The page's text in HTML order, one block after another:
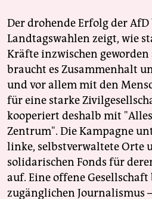
Der drohende Erfolg der
Landtagswahlen zeigt, wie
Kräfte inzwischen geworden
braucht es Zusammenhalt
und vor allem mit den
für eine starke
kooperiert deshalb mit
Zentrum". Die Kampagne
linke, selbstverwaltete Orte
solidarischen Fonds für
auf. Eine offene
zugänglichen Journalismus